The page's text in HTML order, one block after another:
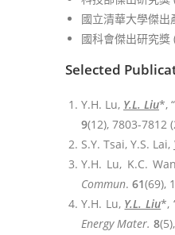
國立清華大學傑出
國科會傑出研究獎
Selected
Y.H. Lu, Y.L. Liu*,
9(12), 7803-7812
S.Y. Tsai, Y.S. Lai,
Y.H. Lu, K.C.
Commun. 61(69),
Y.H. Lu, Y.L. Liu*,
Energy Mater. 8